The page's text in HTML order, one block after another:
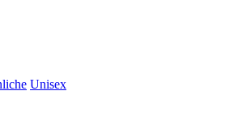
Unisex